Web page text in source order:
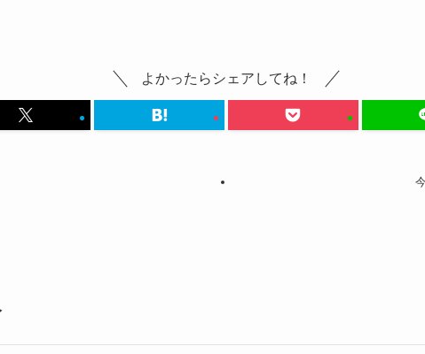
よかったらシェアしてね！